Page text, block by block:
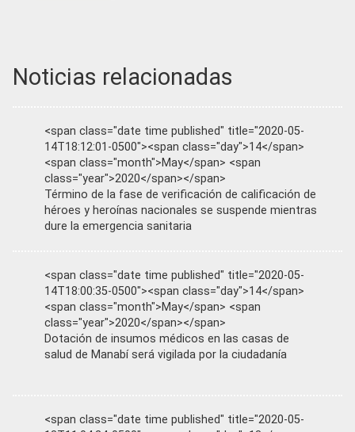
Noticias relacionadas
<span class="date time published" title="2020-05-
14T18:12:01-0500"><span class="day">14</span>
<span class="month">May</span> <span
class="year">2020</span></span>
Término de la fase de verificación de calificación de
héroes y heroínas nacionales se suspende mientras
dure la emergencia sanitaria
<span class="date time published" title="2020-05-
14T18:00:35-0500"><span class="day">14</span>
<span class="month">May</span> <span
class="year">2020</span></span>
Dotación de insumos médicos en las casas de
salud de Manabí será vigilada por la ciudadanía
<span class="date time published" title="2020-05-